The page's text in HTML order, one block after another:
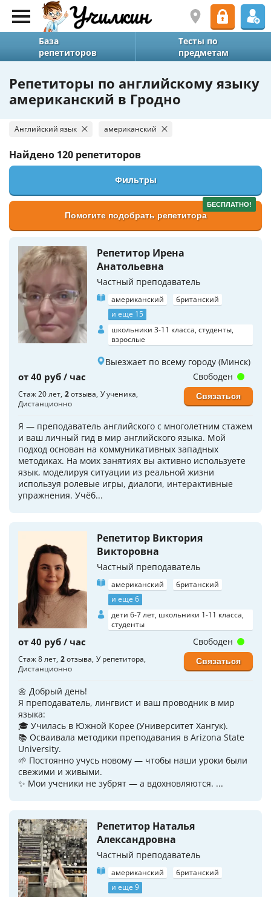
База
репетиторов
Тесты по
предметам
Репетиторы по английскому языку
американский в Гродно
Английский язык американский
Найдено 120 репетиторов
Фильтры
БЕСПЛАТНО!
Помогите подобрать репетитора
Репетитор Ирена
Анатольевна
Частный преподаватель
американский
британский
и еще 15
школьники 3-11 класса, студенты,
взрослые
Выезжает по всему городу (Минск)
от 40 руб / час
Стаж 20 лет 2отзыва У ученика
Дистанционно
Я — преподаватель английского с многолетним стажем
и ваш личный гид в мир английского языка. Мой
подход основан на коммуникативных западных
методиках. На моих занятиях вы активно используете
язык, моделируя ситуации из реальной жизни
используя ролевые игры, диалоги, интерактивные
упражнения. Учёб...
Свободен
Связаться
Репетитор Виктория
Викторовна
Частный преподаватель
американский
британский
и еще 6
дети 6-7 лет, школьники 1-11 класса,
студенты
от 40 руб / час
Стаж 8 лет 2отзыва У репетитора
Дистанционно
🌼 Добрый день!
Я преподаватель, лингвист и ваш проводник в мир
языка:
🎓 Училась в Южной Корее (Университет Хангук).
📚 Осваивала методики преподавания в Arizona State
University.
🌱 Постоянно учусь новому — чтобы наши уроки были
свежими и живыми.
✨ Мои ученики не зубрят — а вдохновляются. ...
Свободен
Связаться
Репетитор Наталья
Александровна
Частный преподаватель
американский
британский
и еще 9